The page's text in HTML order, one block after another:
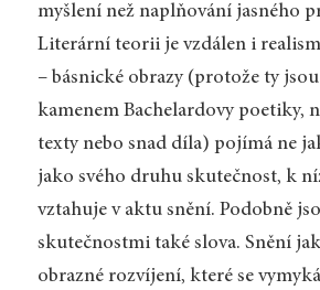
myšlení než naplňování jasného
Literární teorii je vzdálen i
– básnické obrazy (protože ty
kamenem Bachelardovy poetiky,
texty nebo snad díla) pojímá ne
jako svého druhu skutečnost, k
vztahuje v aktu snění. Podobně
skutečnostmi také slova. Snění
obrazné rozvíjení, které se